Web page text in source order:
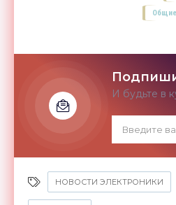
И будьте в
НОВОСТИ ЭЛЕКТРОНИКИ